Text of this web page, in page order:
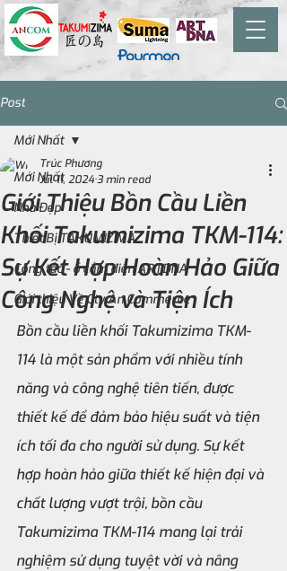
Post
Mới Nhất
Nhà Đẹp
Thiết Bị TAKUMIZIMA
Công tắc - ổ cắm điện ARTDNA
Giới thiệu Về Cty An Commerce
Mới Nhất
Giới Thiệu Bồn Cầu Liền
Khối Takumizima TKM-114:
Sự Kết Hợp Hoàn Hảo Giữa
Công Nghệ và Tiện Ích
Trúc Phương
Jul 11, 20243 min read
Bồn cầu liền khối Takumizima TKM-
114 là một sản phẩm với nhiều tính
năng và công nghệ tiên tiến, được
thiết kế để đảm bảo hiệu suất và tiện
ích tối đa cho người sử dụng. Sự kết
hợp hoàn hảo giữa thiết kế hiện đại và
chất lượng vượt trội, bồn cầu
Takumizima TKM-114 mang lại trải
nghiệm sử dụng tuyệt vời và nâng